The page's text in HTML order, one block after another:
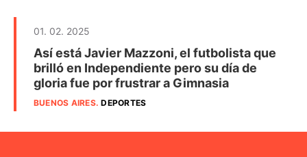
01. 02. 2025
Así está Javier Mazzoni, el futbolista que
brilló en Independiente pero su día de
gloria fue por frustrar a Gimnasia
BUENOS AIRES.DEPORTES